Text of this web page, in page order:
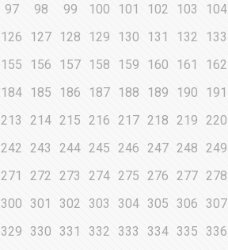
97 98 99 100 101 102 103 104
126 127 128 129 130 131 132 133
155 156 157 158 159 160 161 162
184 185 186 187 188 189 190 191
213 214 215 216 217 218 219 220
242 243 244 245 246 247 248 249
271 272 273 274 275 276 277 278
300 301 302 303 304 305 306 307
329 330 331 332 333 334 335 336